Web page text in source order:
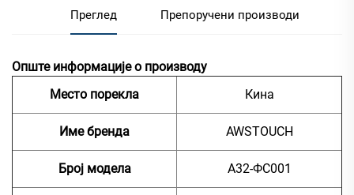
Преглед Препоручени производи
Опште информације о производу
Место порекла
Кина
Име бренда AWSTOUCH
Број модела А32-ФС001